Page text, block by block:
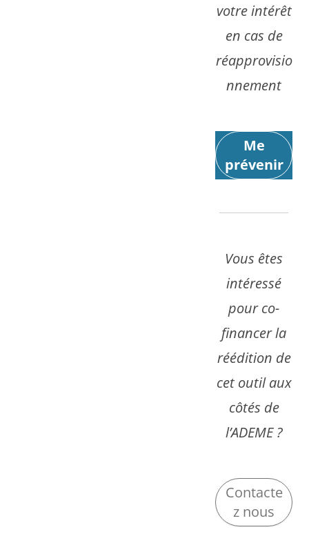
votre intérêt
en cas de
réapprovisio
nnement
Me
prévenir
Vous êtes
intéressé
pour co-
financer la
réédition de
cet outil aux
côtés de
l’ADEME ?
Contacte
z nous